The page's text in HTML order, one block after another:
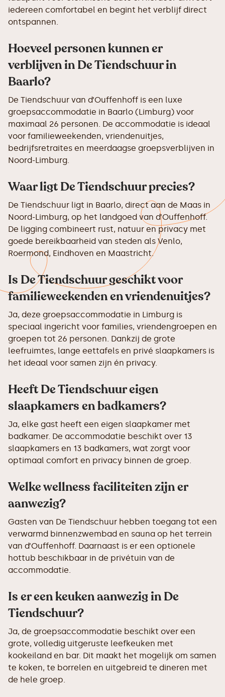
iedereen comfortabel en begint het verblijf direct
ontspannen.
Hoeveel personen kunnen er
verblijven in De Tiendschuur in
Baarlo?
De Tiendschuur van d’Ouffenhoff is een luxe
groepsaccommodatie in Baarlo (Limburg) voor
maximaal 26 personen. De accommodatie is ideaal
voor familieweekenden, vriendenuitjes,
bedrijfsretraites en meerdaagse groepsverblijven in
Noord-Limburg.
Waar ligt De Tiendschuur precies?
De Tiendschuur ligt in Baarlo, direct aan de Maas in
Noord-Limburg, op het landgoed van d’Ouffenhoff.
De ligging combineert rust, natuur en privacy met
goede bereikbaarheid van steden als Venlo,
Roermond, Eindhoven en Maastricht.
Is De Tiendschuur geschikt voor
familieweekenden en vriendenuitjes?
Ja, deze groepsaccommodatie in Limburg is
speciaal ingericht voor families, vriendengroepen en
groepen tot 26 personen. Dankzij de grote
leefruimtes, lange eettafels en privé slaapkamers is
het ideaal voor samen zijn én privacy.
Heeft De Tiendschuur eigen
slaapkamers en badkamers?
Ja, elke gast heeft een eigen slaapkamer met
badkamer. De accommodatie beschikt over 13
slaapkamers en 13 badkamers, wat zorgt voor
optimaal comfort en privacy binnen de groep.
Welke wellness faciliteiten zijn er
aanwezig?
Gasten van De Tiendschuur hebben toegang tot een
verwarmd binnenzwembad en sauna op het terrein
van d’Ouffenhoff. Daarnaast is er een optionele
hottub beschikbaar in de privétuin van de
accommodatie.
Is er een keuken aanwezig in De
Tiendschuur?
Ja, de groepsaccommodatie beschikt over een
grote, volledig uitgeruste leefkeuken met
kookeiland en bar. Dit maakt het mogelijk om samen
te koken, te borrelen en uitgebreid te dineren met
de hele groep.